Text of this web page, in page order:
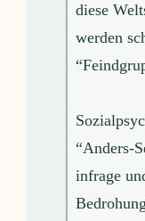
diese
werden
“Anders-
infrage